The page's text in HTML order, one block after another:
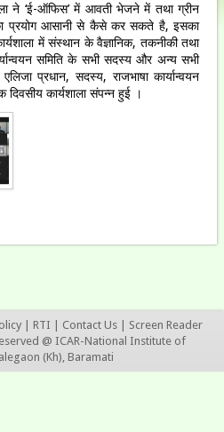
ने ‘ई-ऑफिस’ में आवती भेजने में तथा ग्रीन
का प्रयोग आसानी से कैसे कर सकते है, इसका
में संस्थान के वैज्ञानिक, तकनीकी तथा
समिति के सभी सदस्य और अन्य सभी
प्रधान, सदस्य, राजभाषा कार्यान्वयन
दिवसीय कार्यशाला संपन्न हुई ।
RTI Contact Us
Screen Reader
@ ICAR-National Institute of
(Kh), Baramati